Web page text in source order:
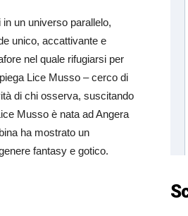
un universo parallelo,
unico, accattivante e
nel quale rifugiarsi per
Lice Musso – cerco di
di chi osserva, suscitando
Musso è nata ad Angera
ha mostrato un
fantasy e gotico.